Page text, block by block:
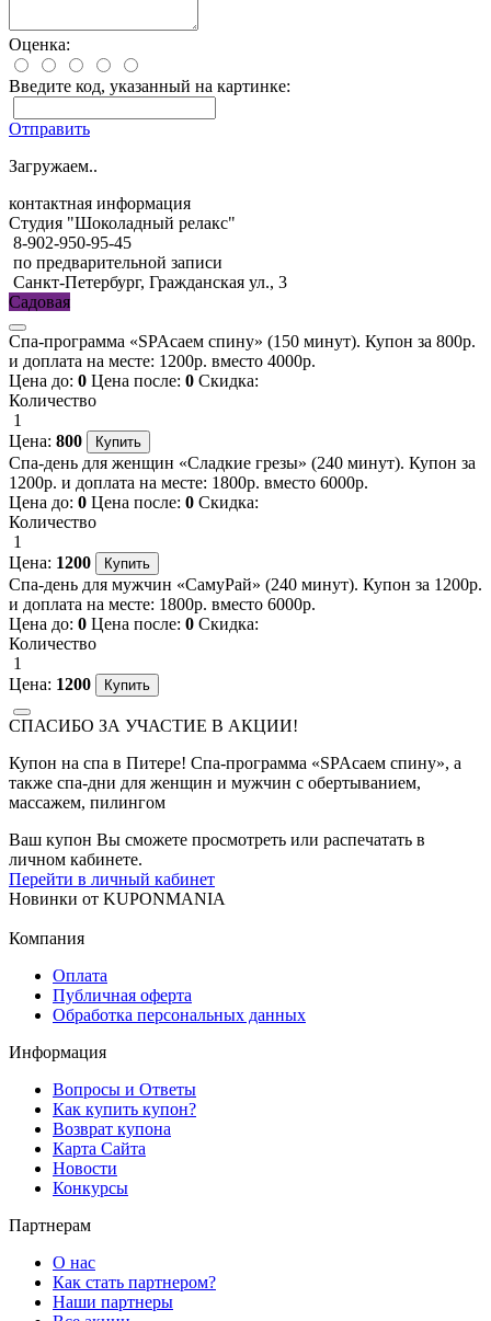
Оценка:
Введите код, указанный на картинке:
Отправить
Загружаем..
контактная информация
Студия "Шоколадный релакс"
8-902-950-95-45
по предварительной записи
Санкт-Петербург, Гражданская ул., 3
Садовая
Спа-программа «SPAсаем спину» (150 минут). Купон за 800р.
и доплата на месте: 1200р. вместо 4000р.
Цена до: 0 Цена после: 0 Скидка:
Количество
1
Цена: 800
Спа-день для женщин «Сладкие грезы» (240 минут). Купон за
1200р. и доплата на месте: 1800р. вместо 6000р.
Цена до: 0 Цена после: 0 Скидка:
Количество
1
Цена: 1200
Спа-день для мужчин «СамуРай» (240 минут). Купон за 1200р.
и доплата на месте: 1800р. вместо 6000р.
Цена до: 0 Цена после: 0 Скидка:
Количество
1
Цена: 1200
СПАСИБО ЗА УЧАСТИЕ В АКЦИИ!
Купон на спа в Питере! Спа-программа «SPAсаем спину», а
также спа-дни для женщин и мужчин с обертыванием,
массажем, пилингом
Ваш купон Вы сможете просмотреть или распечатать в
личном кабинете.
Перейти в личный кабинет
Новинки от KUPONMANIA
Компания
Оплата
Публичная оферта
Обработка персональных данных
Информация
Вопросы и Ответы
Как купить купон?
Возврат купона
Карта Сайта
Новости
Конкурсы
Партнерам
О нас
Как стать партнером?
Наши партнеры